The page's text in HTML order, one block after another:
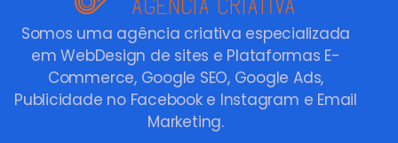
Somos uma agência criativa especializada
em WebDesign de sites e Plataformas E-
Commerce, Google SEO, Google Ads,
Publicidade no Facebook e Instagram e Email
Marketing.